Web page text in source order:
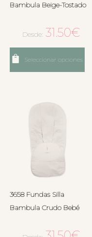
Bambula Beige-Tostado
Desde: 31.50€
Seleccionar opciones
3658 Fundas Silla
Bambula Crudo Bebé